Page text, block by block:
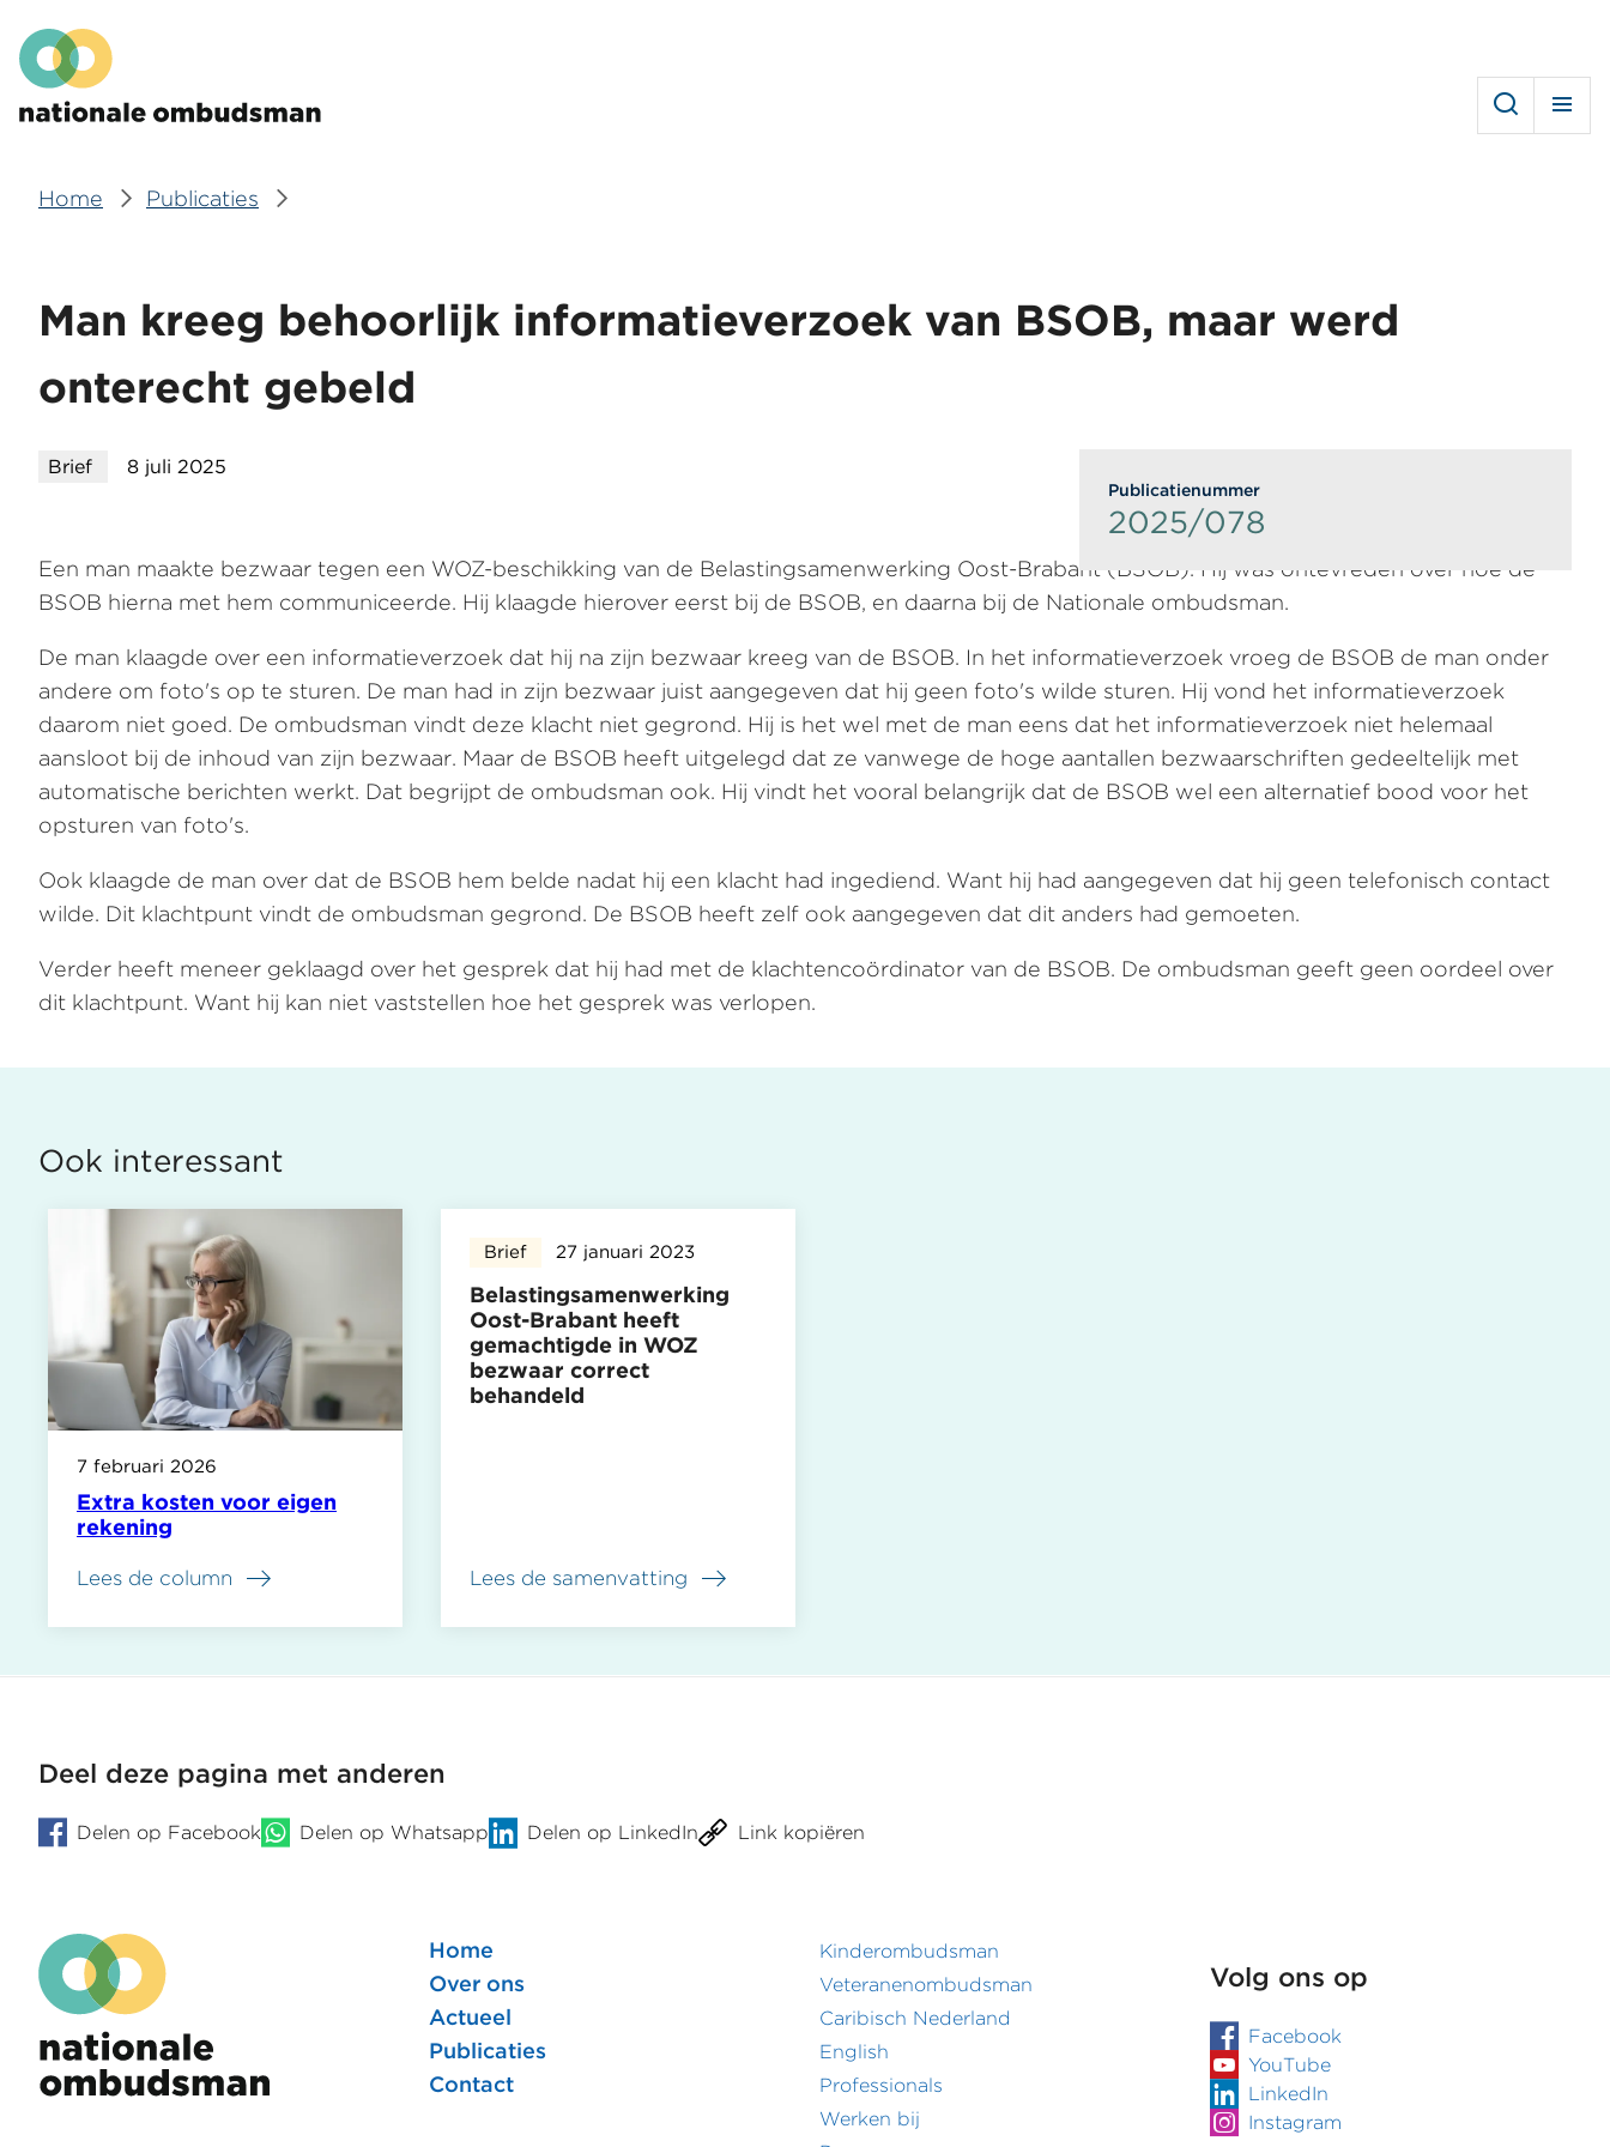
en
naar
de
Hoofdmenu
Home Publicaties
Man kreeg behoorlijk informatieverzoek van BSOB, maar werd
onterecht gebeld
Brief 8 juli 2025
Een man maakte bezwaar tegen een WOZ-beschikking van de Belastingsamenwerking Oost-Brabant (BSOB). Hij was ontevreden over hoe de
BSOB hierna met hem communiceerde. Hij klaagde hierover eerst bij de BSOB, en daarna bij de Nationale ombudsman.
De man klaagde over een informatieverzoek dat hij na zijn bezwaar kreeg van de BSOB. In het informatieverzoek vroeg de BSOB de man onder
andere om foto's op te sturen. De man had in zijn bezwaar juist aangegeven dat hij geen foto's wilde sturen. Hij vond het informatieverzoek
daarom niet goed. De ombudsman vindt deze klacht niet gegrond. Hij is het wel met de man eens dat het informatieverzoek niet helemaal
aansloot bij de inhoud van zijn bezwaar. Maar de BSOB heeft uitgelegd dat ze vanwege de hoge aantallen bezwaarschriften gedeeltelijk met
automatische berichten werkt. Dat begrijpt de ombudsman ook. Hij vindt het vooral belangrijk dat de BSOB wel een alternatief bood voor het
opsturen van foto's.
Ook klaagde de man over dat de BSOB hem belde nadat hij een klacht had ingediend. Want hij had aangegeven dat hij geen telefonisch contact
wilde. Dit klachtpunt vindt de ombudsman gegrond. De BSOB heeft zelf ook aangegeven dat dit anders had gemoeten.
Verder heeft meneer geklaagd over het gesprek dat hij had met de klachtencoördinator van de BSOB. De ombudsman geeft geen oordeel over
dit klachtpunt. Want hij kan niet vaststellen hoe het gesprek was verlopen.
Publicatienummer
2025/078
Ook interessant
Extra kosten voor eigen
rekening
7 februari 2026
Lees de column
Belastingsamenwerking
Oost-Brabant heeft
gemachtigde in WOZ
bezwaar correct
behandeld
Brief 27 januari 2023
Lees de samenvatting
over
Brabant
correct
Deel deze pagina met anderen
Delen op Facebook Delen op Whatsapp Delen op LinkedIn Link kopiëren
Footer
hoofdmenu
Home
Over ons
Actueel
Publicaties
Contact
Footer
secundair
menu
Kinderombudsman
Veteranenombudsman
Caribisch Nederland
English
Professionals
Werken bij
Volg ons op
Facebook
YouTube
LinkedIn
Instagram